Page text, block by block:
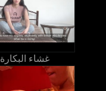
غشاء البكارة